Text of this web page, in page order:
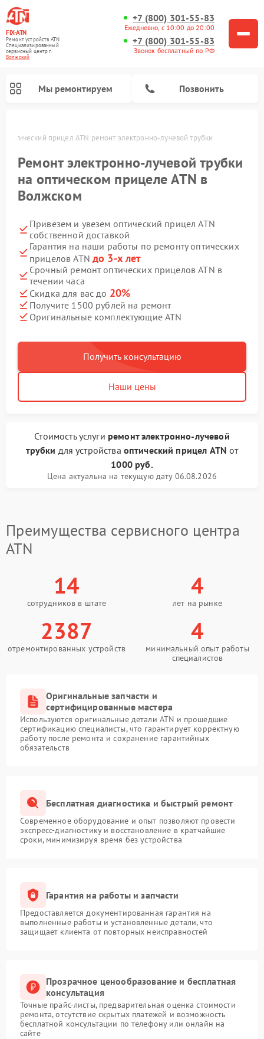
FIX-ATN
Ремонт устройств ATN
Специализированный
cервисный центр г.
Волжский
+7 (800) 301-55-83
Ежедневно, с 10:00 до 20:00
+7 (800) 301-55-83
Звонок бесплатный по РФ
Мы ремонтируем Позвонить
Оптический прицел ATN ремонт электронно-лучевой трубки
Ремонт электронно-лучевой трубки
на оптическом прицеле ATN в
Волжском
Привезем и увезем оптический прицел ATN
собственной доставкой
Гарантия на наши работы по ремонту оптических
прицелов ATN до 3-х лет
Срочный ремонт оптических прицелов ATN в
течении часа
Скидка для вас до 20%
Получите 1500 рублей на ремонт
Оригинальные комплектующие ATN
Получить консультацию
Наши цены
Стоимость услуги ремонт электронно-лучевой
трубки для устройства оптический прицел ATN от
1000 руб.
Цена актуальна на текущую дату 06.08.2026
Преимущества сервисного центра
ATN
14
сотрудников в штате
4
лет на рынке
2387
отремонтированных устройств
4
минимальный опыт работы
специалистов
Оригинальные запчасти и
сертифицированные мастера
Используются оригинальные детали ATN и прошедшие
сертификацию специалисты, что гарантирует корректную
работу после ремонта и сохранение гарантийных
обязательств
Бесплатная диагностика и быстрый ремонт
Современное оборудование и опыт позволяют провести
экспресс-диагностику и восстановление в кратчайшие
сроки, минимизируя время без устройства
Гарантия на работы и запчасти
Предоставляется документированная гарантия на
выполненные работы и установленные детали, что
защищает клиента от повторных неисправностей
Прозрачное ценообразование и бесплатная
консультация
Точные прайс-листы, предварительная оценка стоимости
ремонта, отсутствие скрытых платежей и возможность
бесплатной консультации по телефону или онлайн на
сайте